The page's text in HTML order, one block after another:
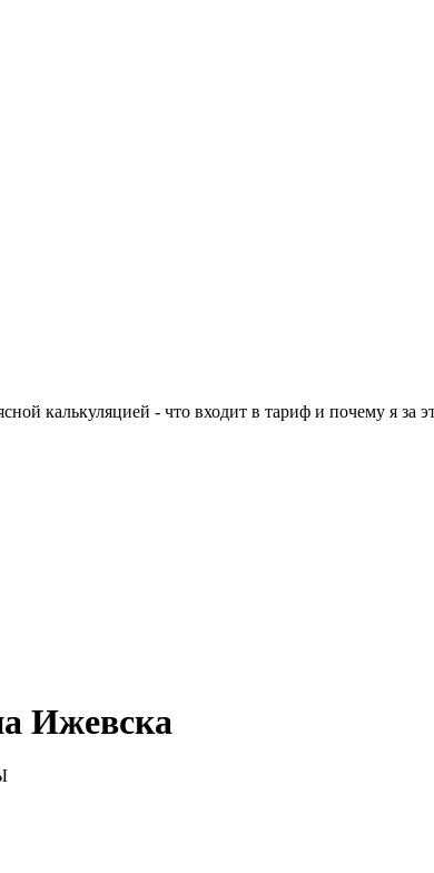
калькуляцией - что входит в тариф и почему я за
Ижевска